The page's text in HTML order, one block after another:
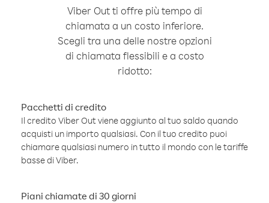
Viber Out ti offre più tempo di
chiamata a un costo inferiore.
Scegli tra una delle nostre opzioni
di chiamata flessibili e a costo
ridotto:
Pacchetti di credito
Il credito Viber Out viene aggiunto al tuo saldo quando
acquisti un importo qualsiasi. Con il tuo credito puoi
chiamare qualsiasi numero in tutto il mondo con le tariffe
basse di Viber.
Piani chiamate di 30 giorni